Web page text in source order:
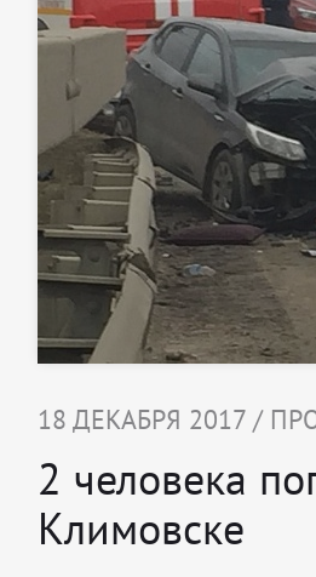
18 ДЕКАБРЯ 2017 /
2 человека
Климовске